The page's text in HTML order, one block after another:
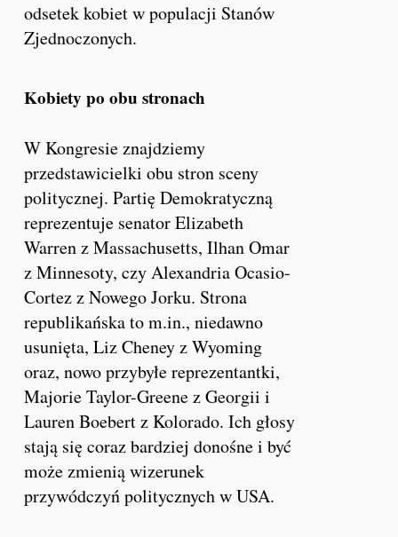
odsetek kobiet w populacji Stanów
Zjednoczonych.
Kobiety po obu stronach
W Kongresie znajdziemy
przedstawicielki obu stron sceny
politycznej. Partię Demokratyczną
reprezentuje senator Elizabeth
Warren z Massachusetts, Ilhan Omar
z Minnesoty, czy Alexandria Ocasio-
Cortez z Nowego Jorku. Strona
republikańska to m.in., niedawno
usunięta, Liz Cheney z Wyoming
oraz, nowo przybyłe reprezentantki,
Majorie Taylor-Greene z Georgii i
Lauren Boebert z Kolorado. Ich głosy
stają się coraz bardziej donośne i być
może zmienią wizerunek
przywódczyń politycznych w USA.